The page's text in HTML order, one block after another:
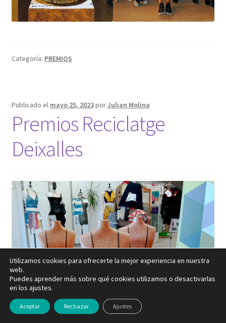
Categoría: PREMIOS
Publicado el mayo 25, 2023porJulian Molina
Premios Reciclatge
Deixalles
Utilizamos cookies para ofrecerte la mejor experiencia en nuestra
web.
Puedes aprender más sobre qué cookies utilizamos o desactivarlas
en los ajustes.
Aceptar Rechazar Ajustes